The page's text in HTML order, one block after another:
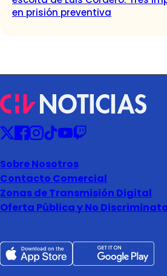
en prisión preventiva
Sobre Nosotros
Contacto Comercial
Zonas de Transmisión Digital
Oferta Pública y No